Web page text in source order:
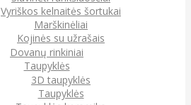
Vyriškos kelnaitės šortukai
Marškinėliai
Kojinės su užrašais
Dovanų rinkiniai
Taupyklės
3D taupyklės
Taupyklės